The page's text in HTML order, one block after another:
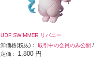
UDF SWIMMER リバニー
卸価格(税抜)：取引中の会員のみ公開 /
定価： 1,800 円